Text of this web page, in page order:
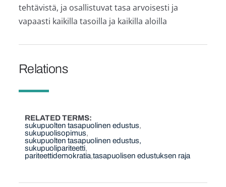
tehtävistä, ja osallistuvat tasa arvoisesti ja
vapaasti kaikilla tasoilla ja kaikilla aloilla
Relations
RELATED TERMS
sukupuolten tasapuolinen edustus
sukupuolisopimus
sukupuolten tasapuolinen edustus,
sukupuolipariteetti
pariteettidemokratia tasapuolisen edustuksen raja